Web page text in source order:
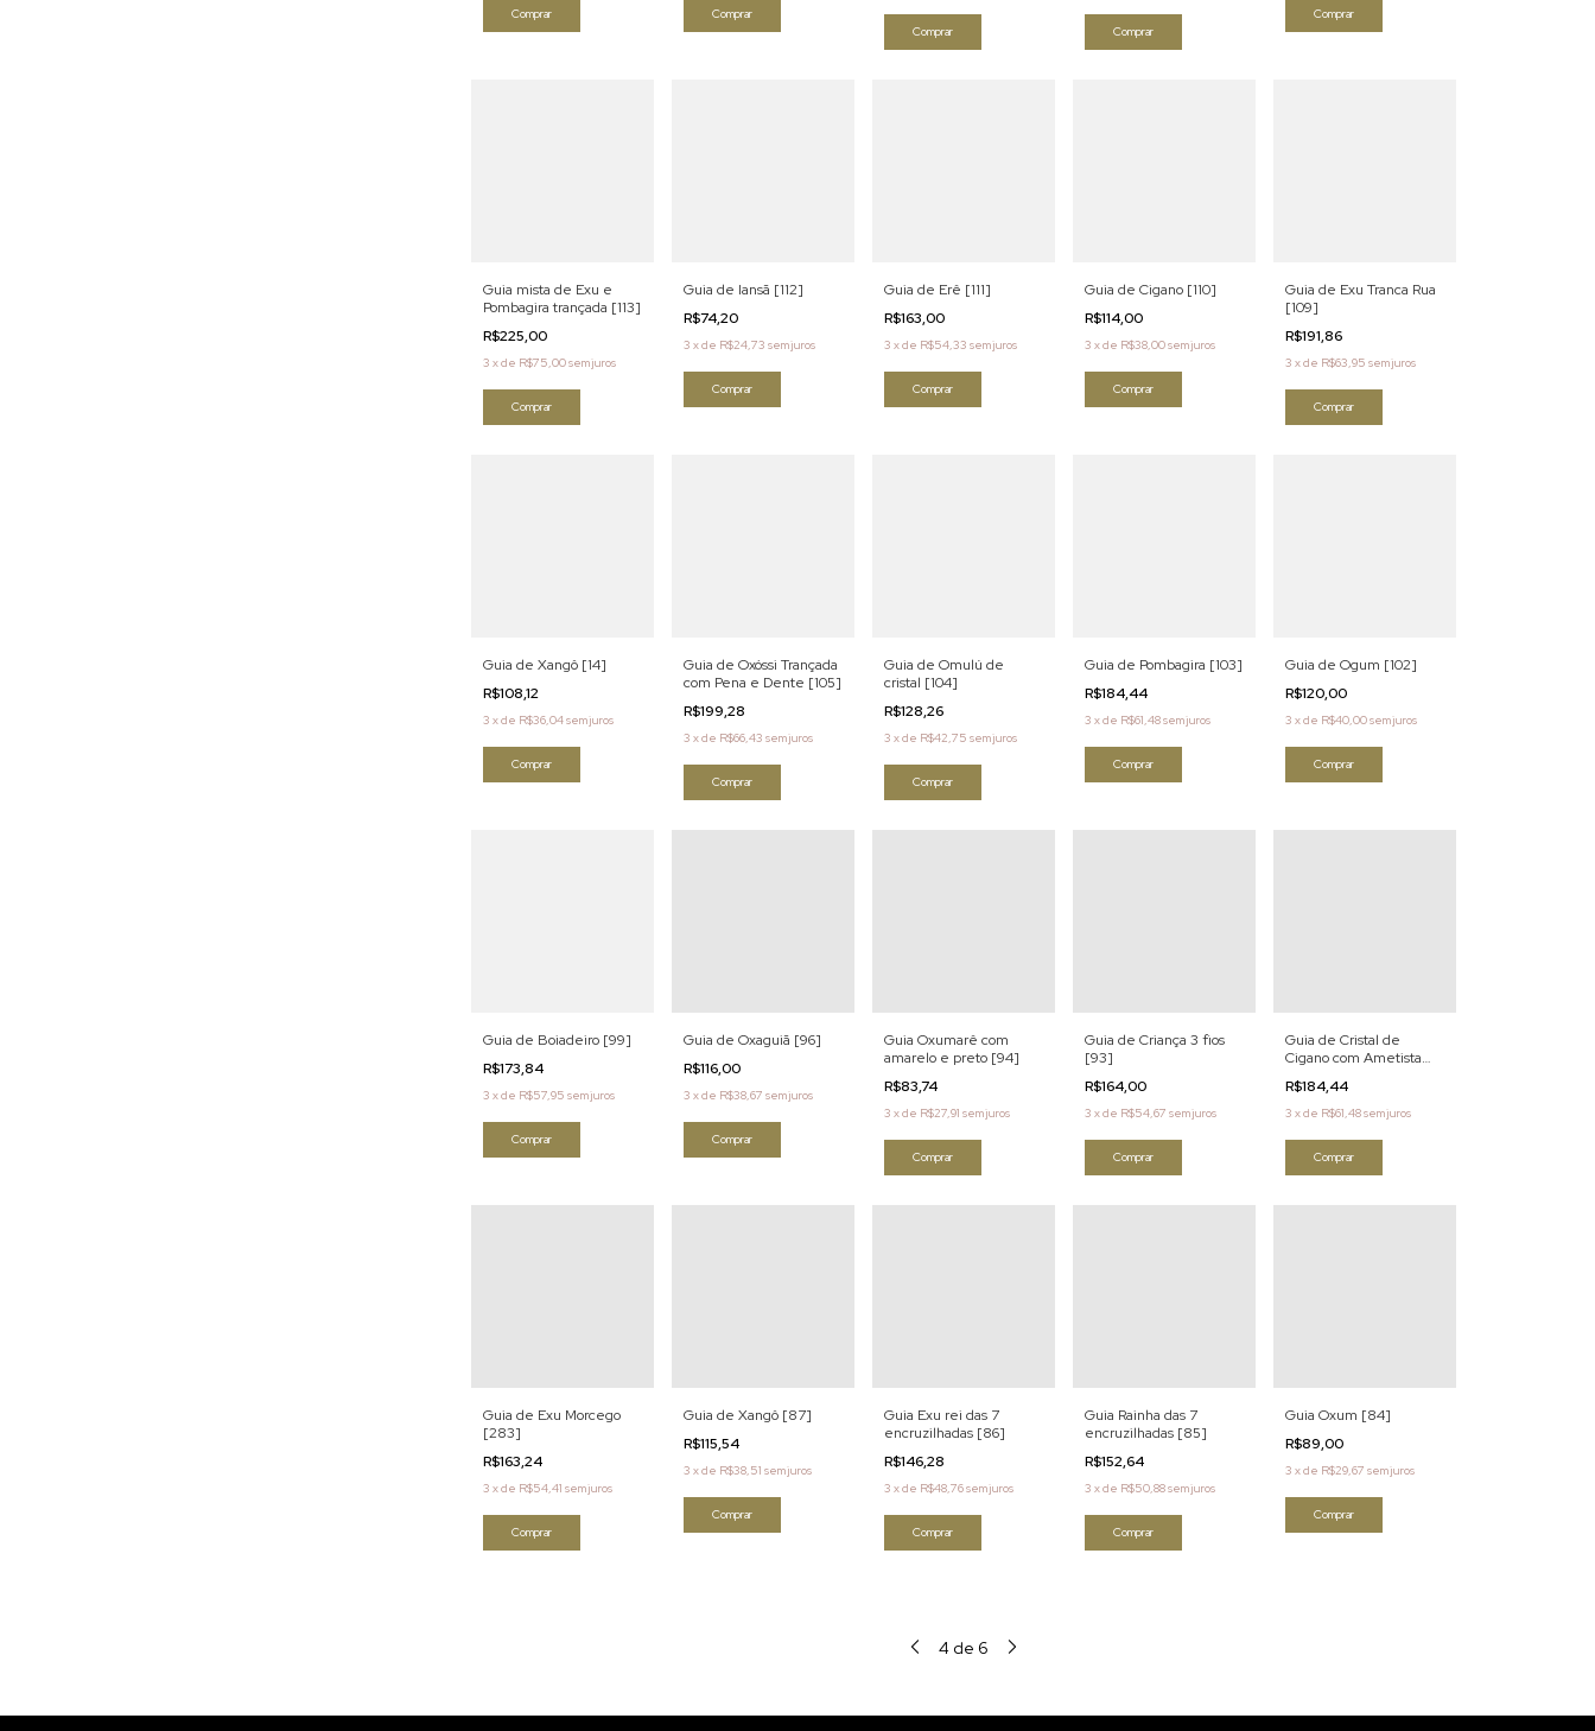
Comprar Comprar
Comprar Comprar
Comprar
Guia mista de Exu e
Pombagira trançada [113]
R$225,00
3 xde R$75,00sem juros
Comprar
Guia de Iansã [112]
R$74,20
3 xde R$24,73 sem juros
Comprar
Guia de Erê [111]
R$163,00
3 xde R$54,33 sem juros
Comprar
Guia de Cigano [110]
R$114,00
3 xde R$38,00sem juros
Comprar
Guia de Exu Tranca Rua
[109]
R$191,86
3 xde R$63,95 sem juros
Comprar
Guia de Xangô [14]
R$108,12
3 xde R$36,04sem juros
Comprar
Guia de Oxóssi Trançada
com Pena e Dente [105]
R$199,28
3 xde R$66,43 sem juros
Comprar
Guia de Omulú de
cristal [104]
R$128,26
3 xde R$42,75 sem juros
Comprar
Guia de Pombagira [103]
R$184,44
3 xde R$61,48sem juros
Comprar
Guia de Ogum [102]
R$120,00
3 xde R$40,00sem juros
Comprar
Guia de Boiadeiro [99]
R$173,84
3 xde R$57,95 sem juros
Comprar
Guia de Oxaguiã [96]
R$116,00
3 xde R$38,67 sem juros
Comprar
Guia Oxumarê com
amarelo e preto [94]
R$83,74
3 xde R$27,91 sem juros
Comprar
Guia de Criança 3 fios
[93]
R$164,00
3 xde R$54,67 sem juros
Comprar
Guia de Cristal de
Cigano com Ametista
R$184,44
3 xde R$61,48sem juros
Comprar
Guia de Exu Morcego
[283]
R$163,24
3 xde R$54,41 sem juros
Comprar
Guia de Xangô [87]
R$115,54
3 xde R$38,51 sem juros
Comprar
Guia Exu rei das 7
encruzilhadas [86]
R$146,28
3 xde R$48,76sem juros
Comprar
Guia Rainha das 7
encruzilhadas [85]
R$152,64
3 xde R$50,88sem juros
Comprar
Guia Oxum [84]
R$89,00
3 xde R$29,67 sem juros
Comprar
4 de 6